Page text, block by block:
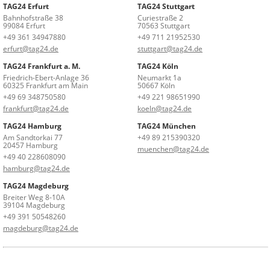
TAG24 Erfurt
Bahnhofstraße 38
99084 Erfurt
+49 361 34947880
erfurt@tag24.de
TAG24 Stuttgart
Curiestraße 2
70563 Stuttgart
+49 711 21952530
stuttgart@tag24.de
TAG24 Frankfurt a. M.
Friedrich-Ebert-Anlage 36
60325 Frankfurt am Main
+49 69 348750580
frankfurt@tag24.de
TAG24 Köln
Neumarkt 1a
50667 Köln
+49 221 98651990
koeln@tag24.de
TAG24 Hamburg
Am Sandtorkai 77
20457 Hamburg
+49 40 228608090
hamburg@tag24.de
TAG24 München
+49 89 215390320
muenchen@tag24.de
TAG24 Magdeburg
Breiter Weg 8-10A
39104 Magdeburg
+49 391 50548260
magdeburg@tag24.de